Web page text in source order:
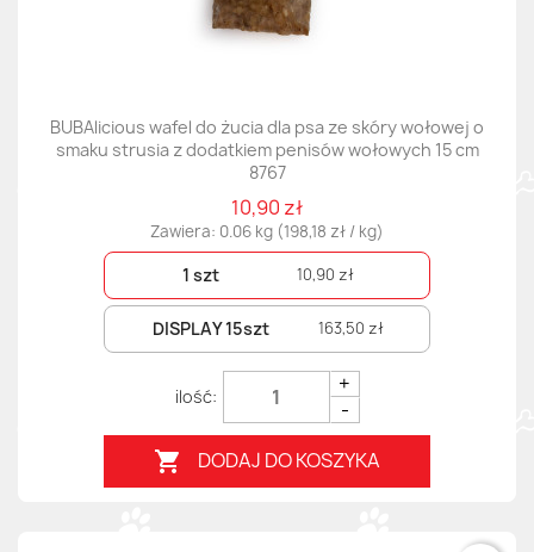
BUBAlicious wafel do żucia dla psa ze skóry wołowej o
smaku strusia z dodatkiem penisów wołowych 15 cm
8767
10,90 zł
Zawiera: 0.06 kg (198,18 zł / kg)
1 szt 10,90 zł
DISPLAY 15szt 163,50 zł
+
-
 DODAJ DO KOSZYKA